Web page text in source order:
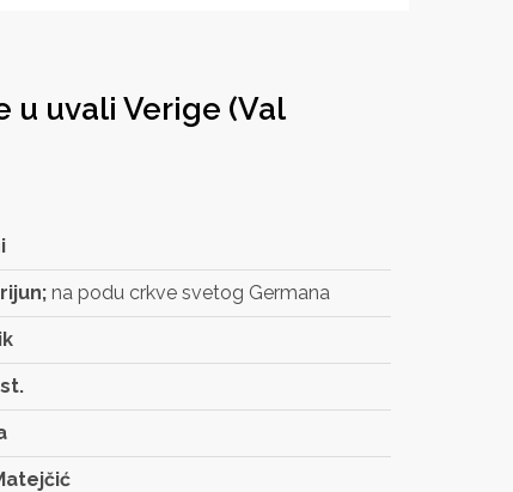
u uvali Verige (Val
na podu crkve svetog Germana